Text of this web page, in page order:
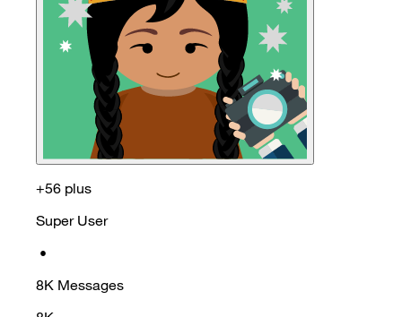
+56 plus
Super User
•
8K Messages